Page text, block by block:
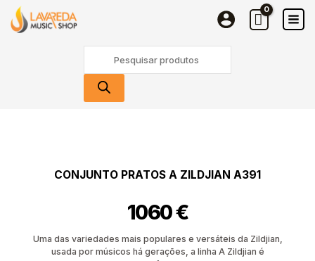
content
search
CONJUNTO PRATOS A ZILDJIAN A391
1060€
Uma das variedades mais populares e versáteis da Zildjian,
usada por músicos há gerações, a linha A Zildjian é
Pratos
A